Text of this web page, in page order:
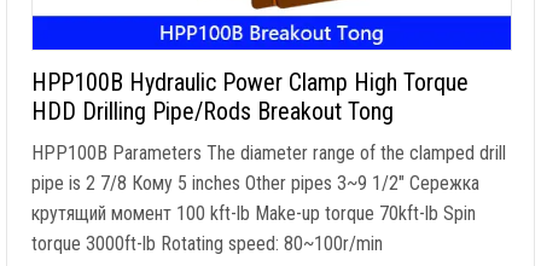
HPP100B Hydraulic Power Clamp High Torque
HDD Drilling Pipe/Rods Breakout Tong
HPP100B Parameters The diameter range of the clamped drill
pipe is 2 7/8 Кому 5 inches Other pipes 3~9 1/2″ Сережка
крутящий момент 100 kft-lb Make-up torque 70kft-lb Spin
torque 3000ft-lb Rotating speed: 80~100r/min